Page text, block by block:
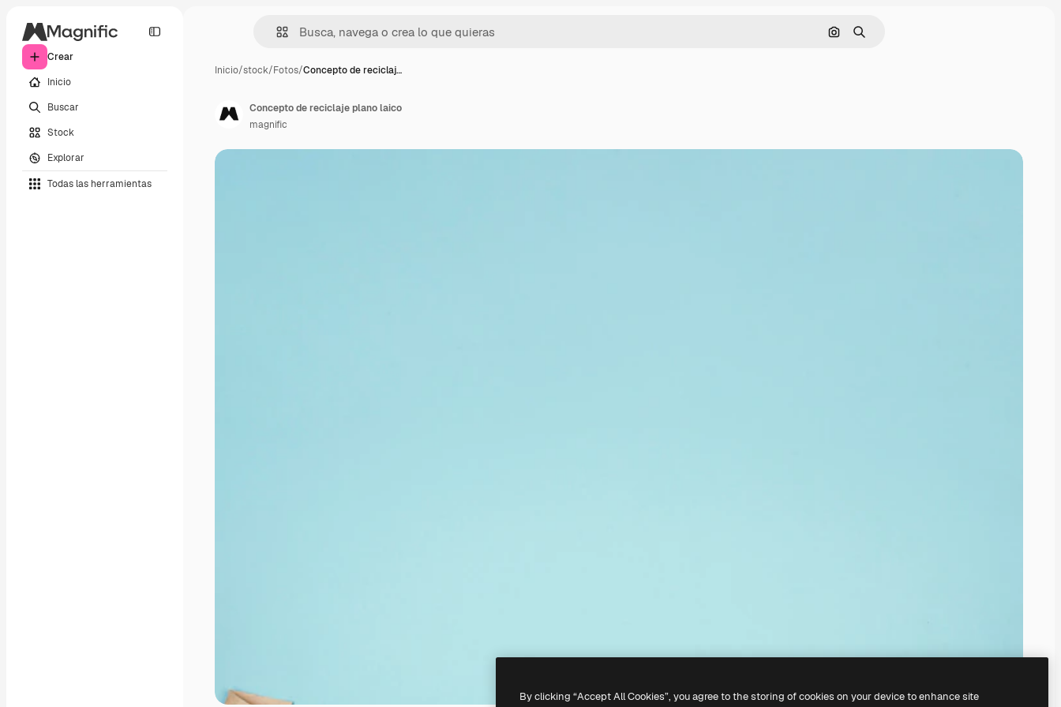
Crear
Inicio
Buscar
Stock
Explorar
Todas las herramientas
Buscar por imagen
Buscar
Inicio/stock/Fotos/Concepto de reciclaj…
Concepto de reciclaje plano laico
magnific
By clicking “Accept All Cookies”, you agree to the storing of cookies on your device to enhance site